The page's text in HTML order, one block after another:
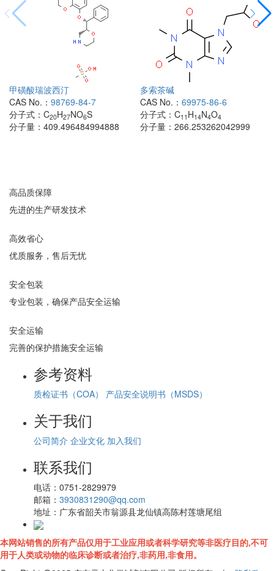
甲磺酸瑞波西汀
CAS No.： 98769-84-7
分子式： C20H27NO6S
分子量： 409.496484994888
多索茶碱
CAS No.： 69975-86-6
分子式： C11 H14N4O4
分子量： 266.253262042999
高品质保障
先进的生产研发技术
高效省心
优质服务，售后无忧
安全包装
专业包装，确保产品安全运输
安全运输
完善的保护措施安全运输
参考资料
质检证书（COA） 产品安全说明书（MSDS）
关于我们
公司简介 企业文化 加入我们
联系我们
电话： 0751-2829979
邮箱： 3930831290@qq.com
地址： 广东省韶关市翁源县龙仙镇高陈村莲塘尾组
本网站销售的所有产品仅用于工业应用或者科学研究等非医疗目的,不可
用于人类或动物的临床诊断或者治疗,非药用,非食用。